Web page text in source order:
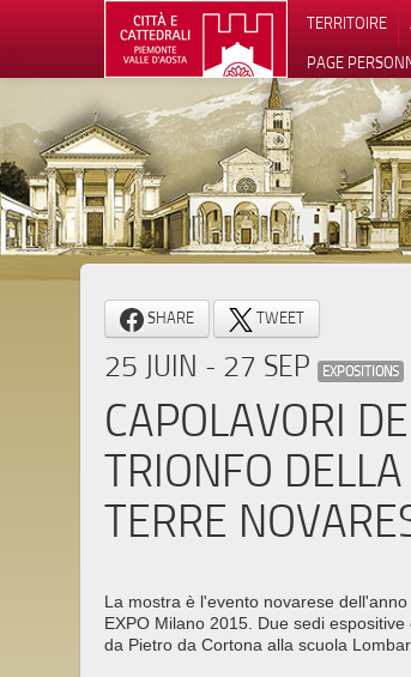
TERRITOIRE
PAGE
SHARE TWEET
25 JUIN - 27 SEP EXPOSITIONS
CAPOLAVORI
TRIONFO
TERRE
La mostra è l'evento novarese
EXPO Milano 2015. Due sedi
da Pietro da Cortona alla scuola